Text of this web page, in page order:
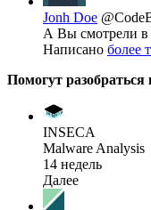
Jonh Doe
А Вы смотрели в
Написано более
Помогут разобраться
INSECA
Malware Analysis
14 недель
Далее